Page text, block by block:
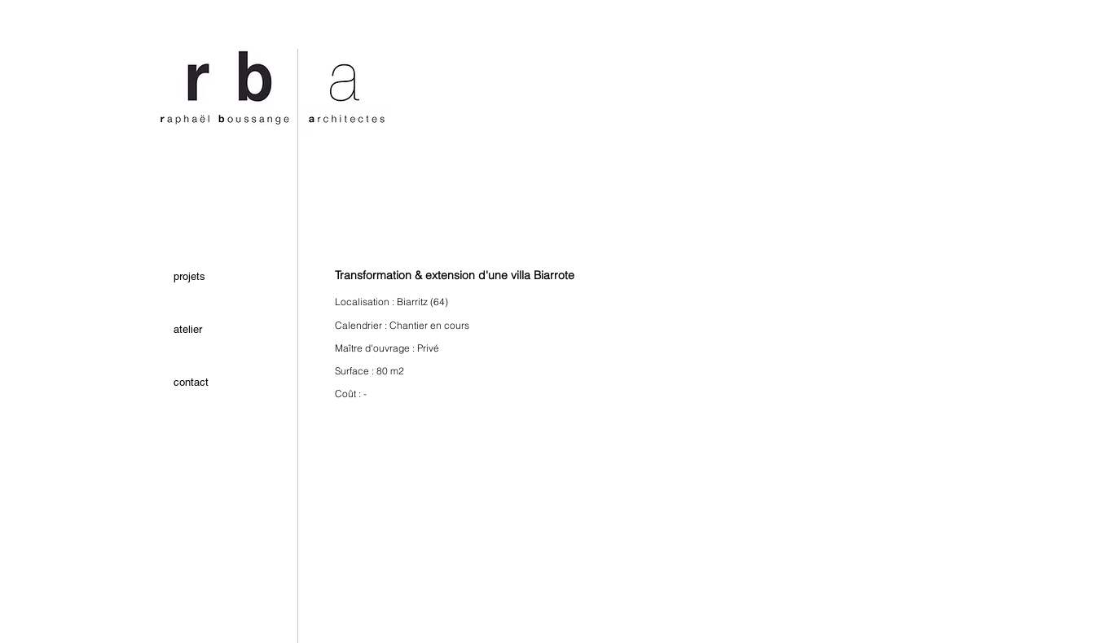
Transformation & extension d'une villa Biarrote
Localisation : Biarritz (64)
Calendrier : Chantier en cours
Maître d'ouvrage : Privé
Surface : 80 m2
Coût : -
projets
atelier
contact